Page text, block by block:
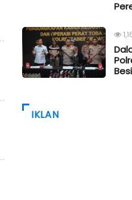
IKLAN